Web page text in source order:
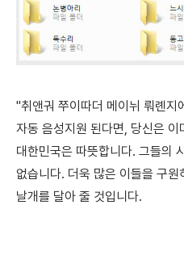
"취앤궈 쭈이따더 메이뉘 뤄롄지
자동 음성지원 된다면, 당신은 이
대한민국은 따뜻합니다. 그들의
없습니다. 더욱 많은 이들을 구원
날개를 달아 줄 것입니다.